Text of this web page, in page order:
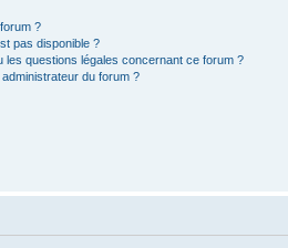
?
pas disponible ?
les questions légales concernant ce forum ?
du forum ?